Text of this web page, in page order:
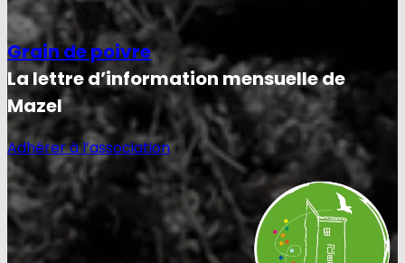
Grain de poivre
La lettre d’information mensuelle de
Mazel
Adhérer à l’association